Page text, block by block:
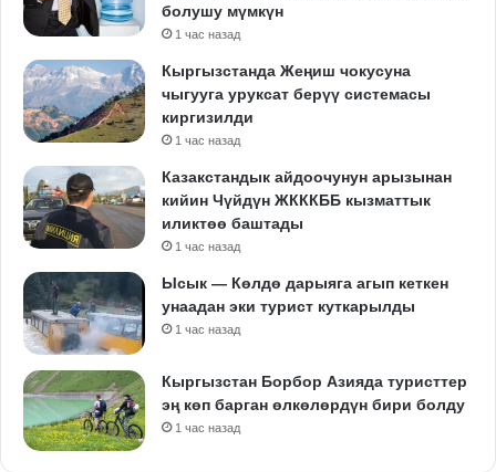
болушу мүмкүн
1 час назад
Кыргызстанда Жеңиш чокусуна
чыгууга уруксат берүү системасы
киргизилди
1 час назад
Казакстандык айдоочунун арызынан
кийин Чүйдүн ЖКККББ кызматтык
иликтөө баштады
1 час назад
Ысык — Көлдө дарыяга агып кеткен
унаадан эки турист куткарылды
1 час назад
Кыргызстан Борбор Азияда туристтер
эң көп барган өлкөлөрдүн бири болду
1 час назад